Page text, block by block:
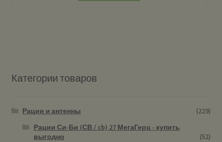
Категории товаров
Рации и антенны
(229)
Рации Си-Би (СВ / cb) 27 МегаГерц - купить
выгодно
(52)